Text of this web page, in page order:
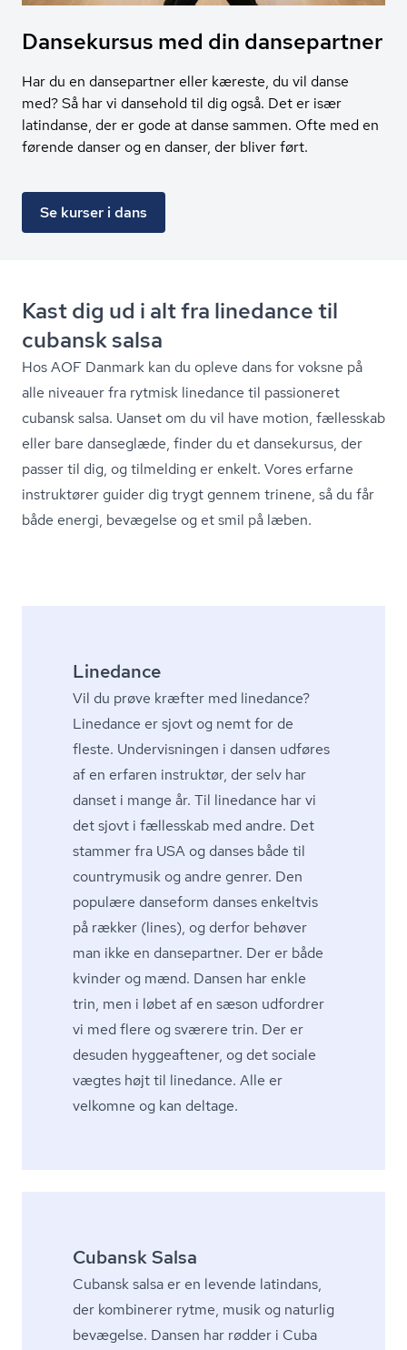
Dansekursus med din dansepartner
Har du en dansepartner eller kæreste, du vil danse
med? Så har vi dansehold til dig også. Det er især
latindanse, der er gode at danse sammen. Ofte med en
førende danser og en danser, der bliver ført.
Se kurser i dans
Kast dig ud i alt fra linedance til
cubansk salsa
Hos AOF Danmark kan du opleve dans for voksne på
alle niveauer fra rytmisk linedance til passioneret
cubansk salsa. Uanset om du vil have motion, fællesskab
eller bare danseglæde, finder du et dansekursus, der
passer til dig, og tilmelding er enkelt. Vores erfarne
instruktører guider dig trygt gennem trinene, så du får
både energi, bevægelse og et smil på læben.
Linedance
Vil du prøve kræfter med linedance?
Linedance er sjovt og nemt for de
fleste. Undervisningen i dansen udføres
af en erfaren instruktør, der selv har
danset i mange år. Til linedance har vi
det sjovt i fællesskab med andre. Det
stammer fra USA og danses både til
countrymusik og andre genrer. Den
populære danseform danses enkeltvis
på rækker (lines), og derfor behøver
man ikke en dansepartner. Der er både
kvinder og mænd. Dansen har enkle
trin, men i løbet af en sæson udfordrer
vi med flere og sværere trin. Der er
desuden hyggeaftener, og det sociale
vægtes højt til linedance. Alle er
velkomne og kan deltage.
Cubansk Salsa
Cubansk salsa er en levende latindans,
der kombinerer rytme, musik og naturlig
bevægelse. Dansen har rødder i Cuba